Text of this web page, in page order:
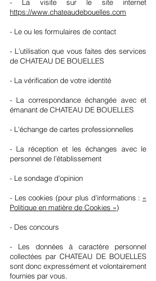
- La visite sur le site internet
https://www.chateaudebouelles.com
- Le ou les formulaires de contact
- L'utilisation que vous faites des services
de CHATEAU DE BOUELLES
- La vérification de votre identité
- La correspondance échangée avec et
émanant de CHATEAU DE BOUELLES
- L'échange de cartes professionnelles
- La réception et les échanges avec le
personnel de l’établissement
- Le sondage d'opinion
- Les cookies (pour plus d'informations : «
Politique en matière de Cookies »)
- Des concours
- Les données à caractère personnel
collectées par CHATEAU DE BOUELLES
sont donc expressément et volontairement
fournies par vous.